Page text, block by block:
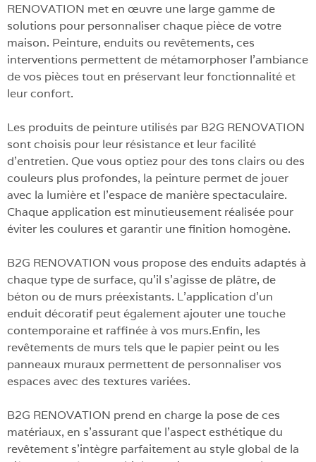
RENOVATION met en œuvre une large gamme de
solutions pour personnaliser chaque pièce de votre
maison. Peinture, enduits ou revêtements, ces
interventions permettent de métamorphoser l’ambiance
de vos pièces tout en préservant leur fonctionnalité et
leur confort.
Les produits de peinture utilisés par B2G RENOVATION
sont choisis pour leur résistance et leur facilité
d’entretien. Que vous optiez pour des tons clairs ou des
couleurs plus profondes, la peinture permet de jouer
avec la lumière et l’espace de manière spectaculaire.
Chaque application est minutieusement réalisée pour
éviter les coulures et garantir une finition homogène.
B2G RENOVATION vous propose des enduits adaptés à
chaque type de surface, qu’il s’agisse de plâtre, de
béton ou de murs préexistants. L’application d’un
enduit décoratif peut également ajouter une touche
contemporaine et raffinée à vos murs.Enfin, les
revêtements de murs tels que le papier peint ou les
panneaux muraux permettent de personnaliser vos
espaces avec des textures variées.
B2G RENOVATION prend en charge la pose de ces
matériaux, en s’assurant que l’aspect esthétique du
revêtement s’intègre parfaitement au style global de la